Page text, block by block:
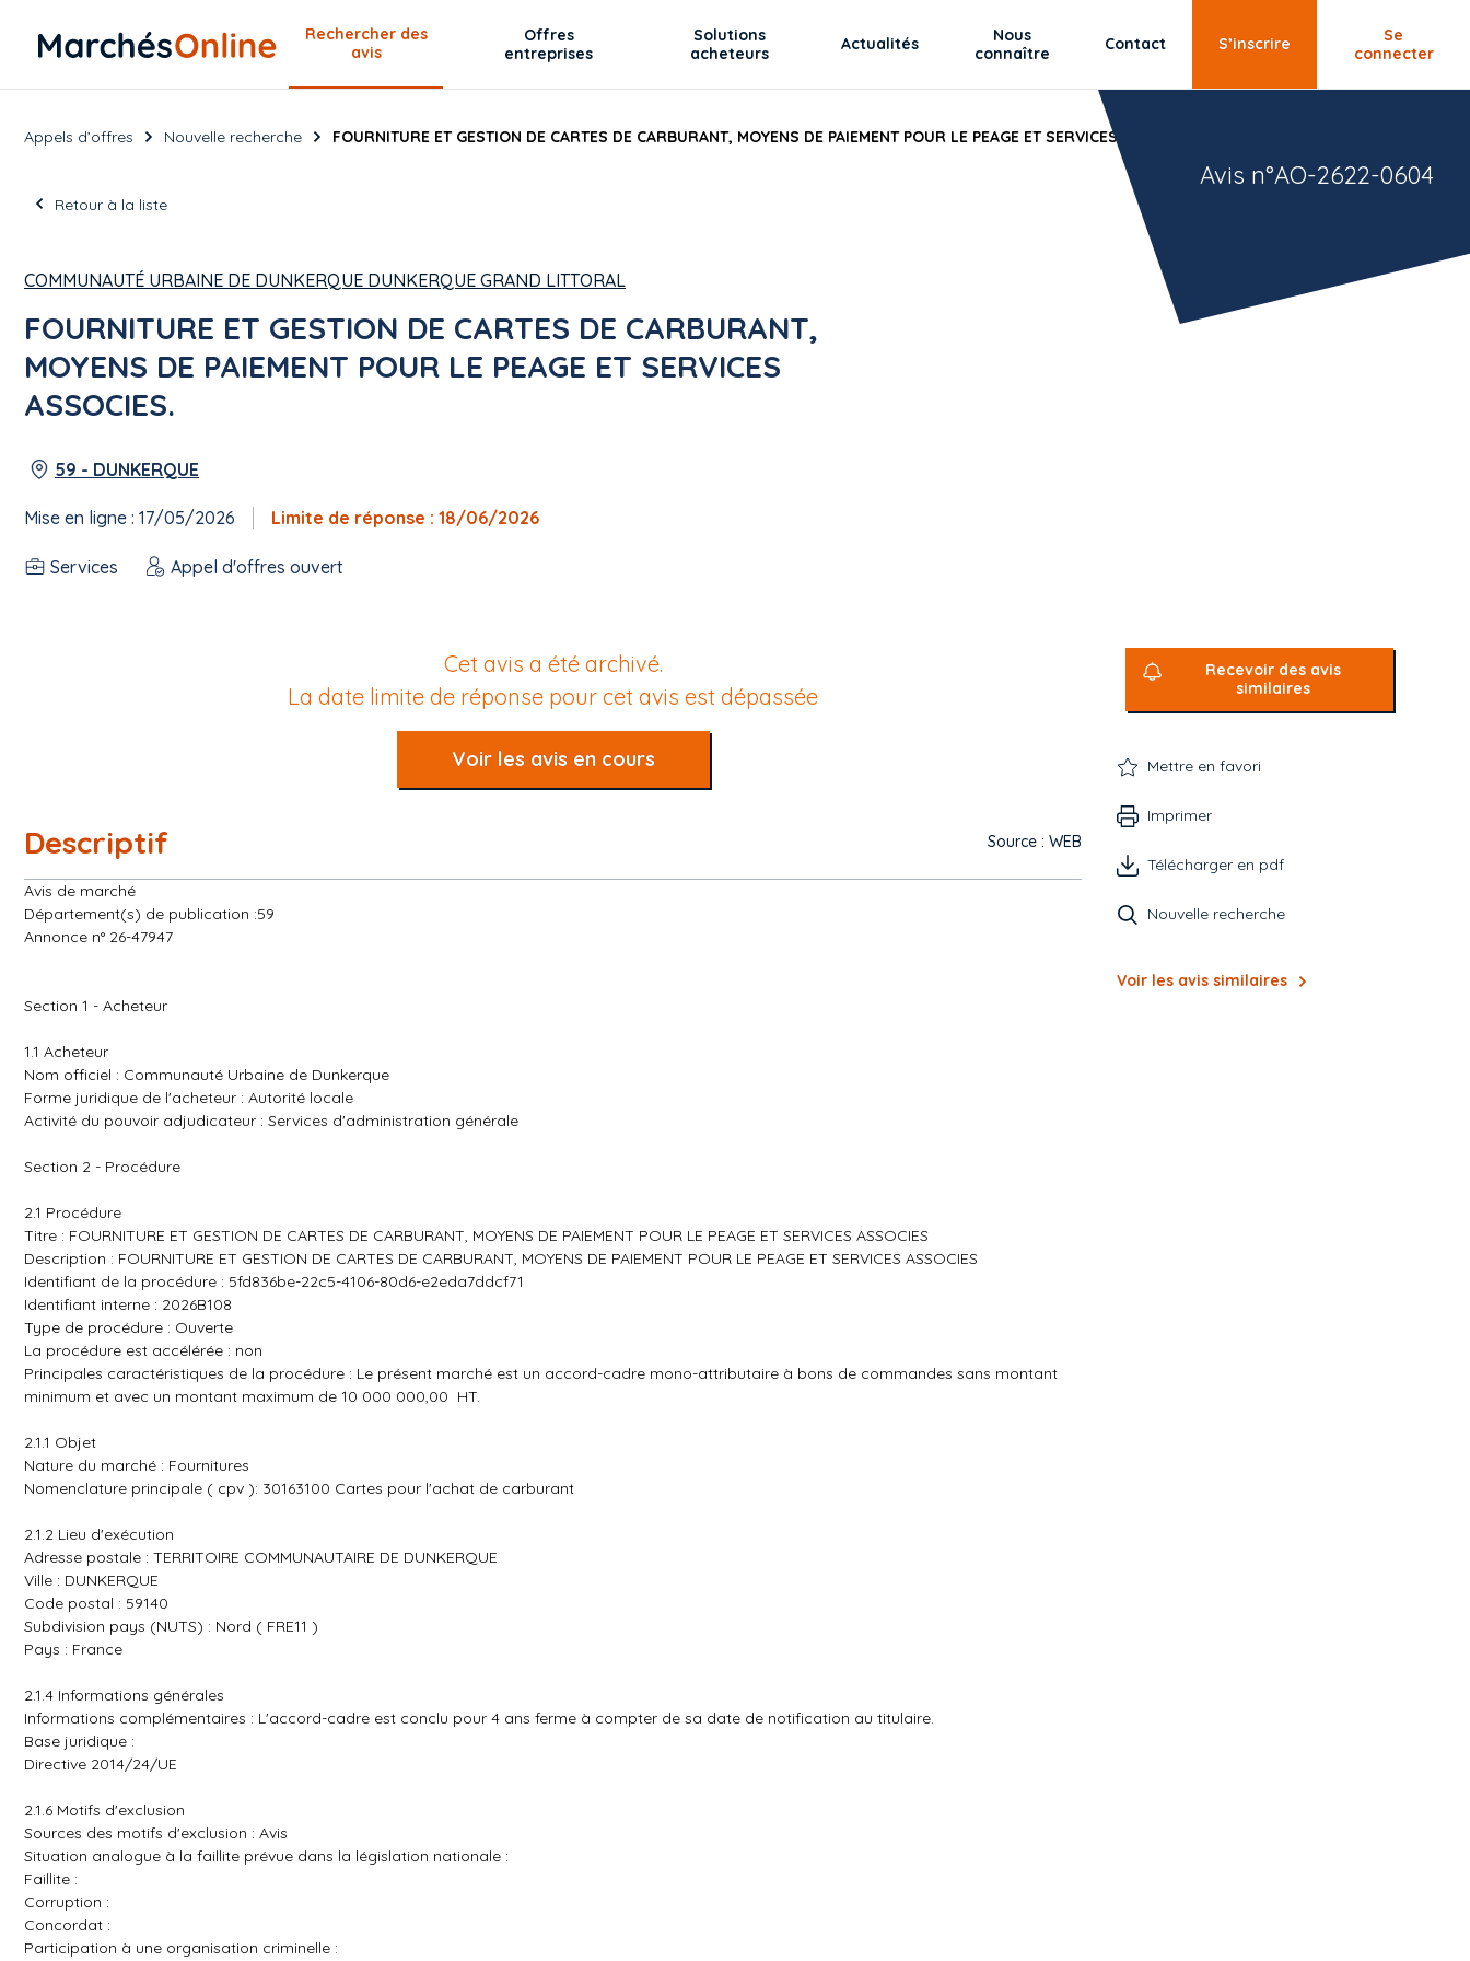
Rechercher des
avis
Offres
entreprises
Solutions
acheteurs
Actualités
Nous
connaître
Contact S’inscrire
Se
connecter
Appels d’offres Nouvelle recherche FOURNITURE ET GESTION DE CARTES DE CARBURANT, MOYENS DE PAIEMENT POUR LE PEAGE ET SERVICES ASSOCIES.
Retour à la liste
COMMUNAUTÉ URBAINE DE DUNKERQUE DUNKERQUE GRAND LITTORAL
FOURNITURE ET GESTION DE CARTES DE CARBURANT,
MOYENS DE PAIEMENT POUR LE PEAGE ET SERVICES
ASSOCIES.
59 - DUNKERQUE
Mise en ligne : 17/05/2026 Limite de réponse : 18/06/2026
Services Appel d'offres ouvert
Avis n°AO-2622-0604
Cet avis a été archivé.
La date limite de réponse pour cet avis est dépassée
Voir les avis en cours
Descriptif Source : WEB
Avis de marché
Département(s) de publication :59
Annonce n° 26-47947
Section 1 - Acheteur
1.1 Acheteur
Nom officiel : Communauté Urbaine de Dunkerque
Forme juridique de l'acheteur : Autorité locale
Activité du pouvoir adjudicateur : Services d'administration générale
Section 2 - Procédure
2.1 Procédure
Titre : FOURNITURE ET GESTION DE CARTES DE CARBURANT, MOYENS DE PAIEMENT POUR LE PEAGE ET SERVICES ASSOCIES
Description : FOURNITURE ET GESTION DE CARTES DE CARBURANT, MOYENS DE PAIEMENT POUR LE PEAGE ET SERVICES ASSOCIES
Identifiant de la procédure : 5fd836be-22c5-4106-80d6-e2eda7ddcf71
Identifiant interne : 2026B108
Type de procédure : Ouverte
La procédure est accélérée : non
Principales caractéristiques de la procédure : Le présent marché est un accord-cadre mono-attributaire à bons de commandes sans montant
minimum et avec un montant maximum de 10 000 000,00  HT.
2.1.1 Objet
Nature du marché : Fournitures
Nomenclature principale ( cpv ): 30163100 Cartes pour l'achat de carburant
2.1.2 Lieu d'exécution
Adresse postale : TERRITOIRE COMMUNAUTAIRE DE DUNKERQUE
Ville : DUNKERQUE
Code postal : 59140
Subdivision pays (NUTS) : Nord ( FRE11 )
Pays : France
2.1.4 Informations générales
Informations complémentaires : L'accord-cadre est conclu pour 4 ans ferme à compter de sa date de notification au titulaire.
Base juridique :
Directive 2014/24/UE
2.1.6 Motifs d'exclusion
Sources des motifs d'exclusion : Avis
Situation analogue à la faillite prévue dans la législation nationale :
Faillite :
Corruption :
Concordat :
Participation à une organisation criminelle :
Recevoir des avis
similaires
Mettre en favori
Imprimer
Télécharger en pdf
Nouvelle recherche
Voir les avis similaires